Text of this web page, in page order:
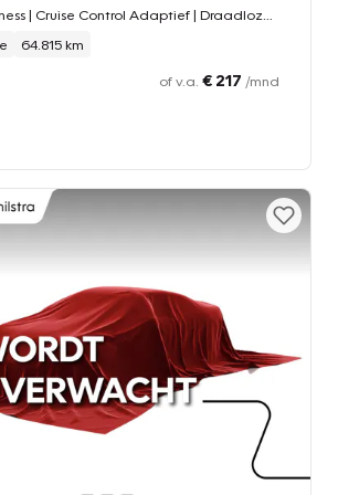
64.815 km
of v.a. € 217 /mnd